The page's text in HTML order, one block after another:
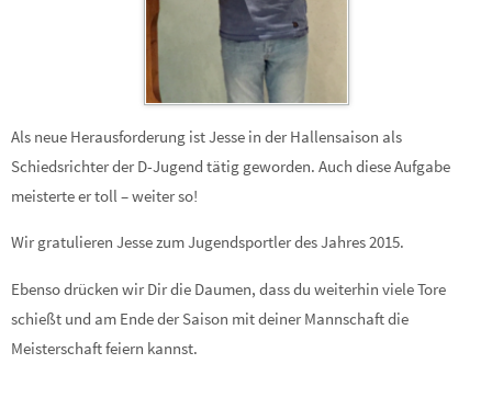
Als neue Herausforderung ist Jesse in der Hallensaison als
Schiedsrichter der D-Jugend tätig geworden. Auch diese Aufgabe
meisterte er toll – weiter so!
Wir gratulieren Jesse zum Jugendsportler des Jahres 2015.
Ebenso drücken wir Dir die Daumen, dass du weiterhin viele Tore
schießt und am Ende der Saison mit deiner Mannschaft die
Meisterschaft feiern kannst.